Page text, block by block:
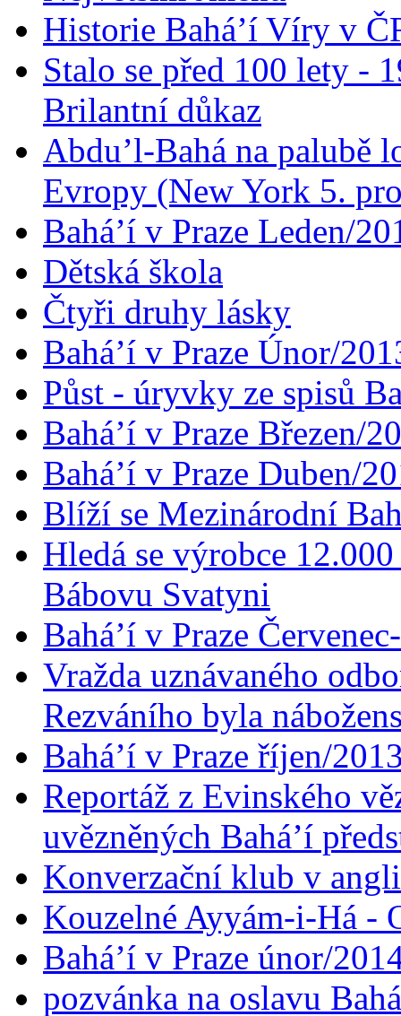
Historie Bahá’í Víry v
Stalo se před 100 lety -
Brilantní důkaz
Abdu’l-Bahá na palubě
Evropy (New York 5.
Bahá’í v Praze Leden/
Dětská škola
Čtyři druhy lásky
Bahá’í v Praze Únor/
Půst - úryvky ze spisů
Bahá’í v Praze Březen/
Bahá’í v Praze Duben/
Blíží se Mezinárodní
Hledá se výrobce
Bábovu Svatyni
Bahá’í v Praze
Vražda uznávaného
Rezváního byla
Bahá’í v Praze říjen/
Reportáž z Evinského
uvězněných Bahá’í
Konverzační klub v
Kouzelné Ayyám-i-Há -
Bahá’í v Praze únor/
pozvánka na oslavu